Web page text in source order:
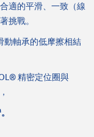
適的平滑、一致（線
挑戰。
動軸承的低摩擦相結
精密定位圈與